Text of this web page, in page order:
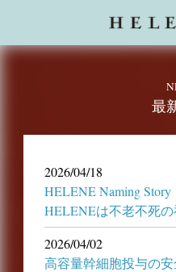
幹細胞の特徴
顧問・医師・専門家
系列医療機関
最
2026/04/18
HELENE Naming
HELENEは不老不死の
2026/04/02
高容量幹細胞投与の